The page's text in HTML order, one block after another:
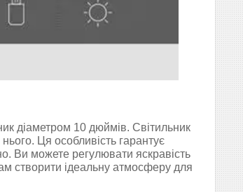
діаметром 10 дюймів. Світильник
Ця особливість гарантує
Ви можете регулювати яскравість
створити ідеальну атмосферу для